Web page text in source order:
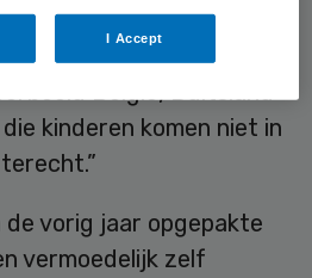
die de Nederlandse
komt. “Dat geven we
België, Duitsland
kinderen komen niet in
de vorig jaar opgepakte
vermoedelijk zelf
I Accept